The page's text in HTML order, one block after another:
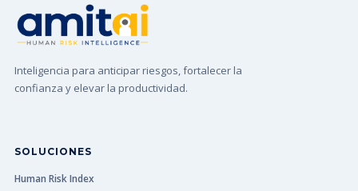
Inteligencia para anticipar riesgos, fortalecer la
confianza y elevar la productividad.
SOLUCIONES
Human Risk Index